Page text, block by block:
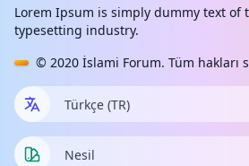
Lorem Ipsum is simply dummy text of
typesetting industry.
© 2020 İslami Forum. Tüm hakları